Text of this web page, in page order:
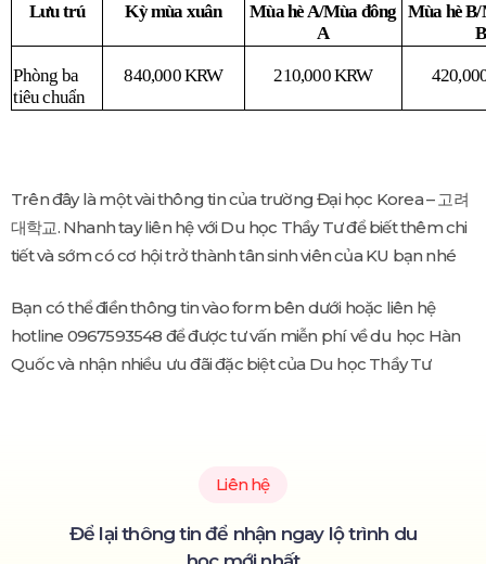
Lưu trú Kỳ mùa xuân
Mùa hè A/Mùa đông
A
Mùa hè
B
Phòng ba
tiêu chuẩn
840,000 KRW 210,000 KRW
Trên đây là một vài thông tin của trường Đại học Korea – 고려
대학교. Nhanh tay liên hệ với Du học Thầy Tư để biết thêm chi
tiết và sớm có cơ hội trở thành tân sinh viên của KU bạn nhé
Bạn có thể điền thông tin vào form bên dưới hoặc liên hệ
hotline 0967593548 để được tư vấn miễn phí về du học Hàn
Quốc và nhận nhiều ưu đãi đặc biệt của Du học Thầy Tư
Liên hệ
Để lại thông tin để nhận ngay lộ trình du